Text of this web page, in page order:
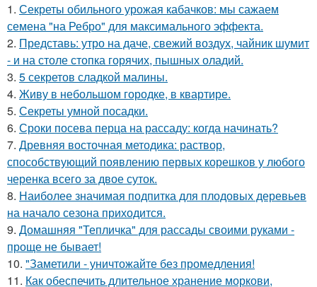
1. Секреты обильного урожая кабачков: мы сажаем
семена "на Ребро" для максимального эффекта.
2. Представь: утро на даче, свежий воздух, чайник шумит
- и на столе стопка горячих, пышных оладий.
3. 5 секретов сладкой малины.
4. Живу в небольшом городке, в квартире.
5. Секреты умной посадки.
6. Сроки посева перца на рассаду: когда начинать?
7. Древняя восточная методика: раствор,
способствующий появлению первых корешков у любого
черенка всего за двое суток.
8. Наиболее значимая подпитка для плодовых деревьев
на начало сезона приходится.
9. Домашняя "Тепличка" для рассады своими руками -
проще не бывает!
10. "Заметили - уничтожайте без промедления!
11. Как обеспечить длительное хранение моркови,